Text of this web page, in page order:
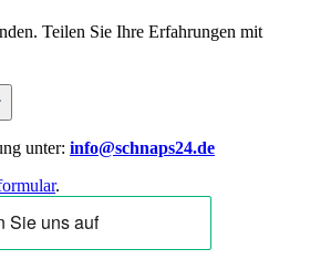
Teilen Sie Ihre Erfahrungen mit
unter: info@schnaps24.de
.